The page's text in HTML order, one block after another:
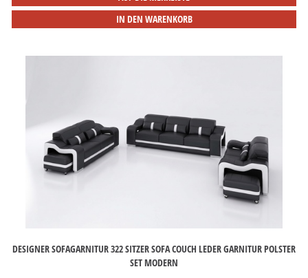
IN DEN WARENKORB
DESIGNER SOFAGARNITUR 322 SITZER SOFA COUCH LEDER GARNITUR POLSTER
SET MODERN